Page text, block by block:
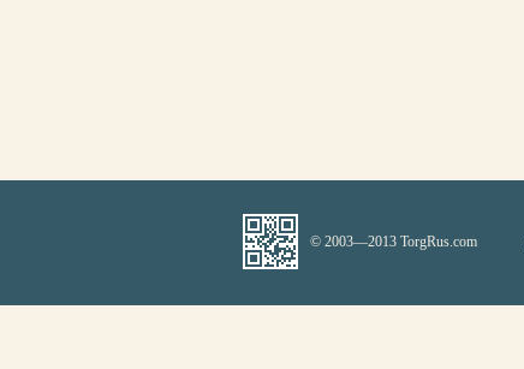
© 2003—2013 TorgRus.com